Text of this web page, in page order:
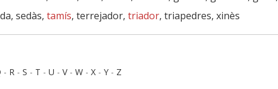
sedàs, tamís, terrejador, triador, triapedres, xinès
- R - S - T - U - V- W - X - Y - Z